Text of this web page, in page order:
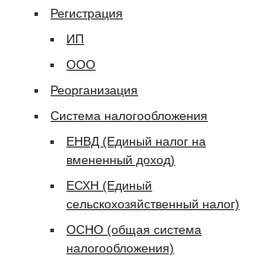
Регистрация
ИП
ООО
Реорганизация
Система налогообложения
ЕНВД (Единый налог на
вмененный доход)
ЕСХН (Единый
сельскохозяйственный налог)
ОСНО (общая система
налогообложения)